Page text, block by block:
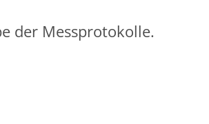
der Messprotokolle.